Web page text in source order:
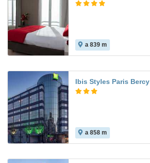
a 839 m
Ibis Styles Paris Bercy
a 858 m